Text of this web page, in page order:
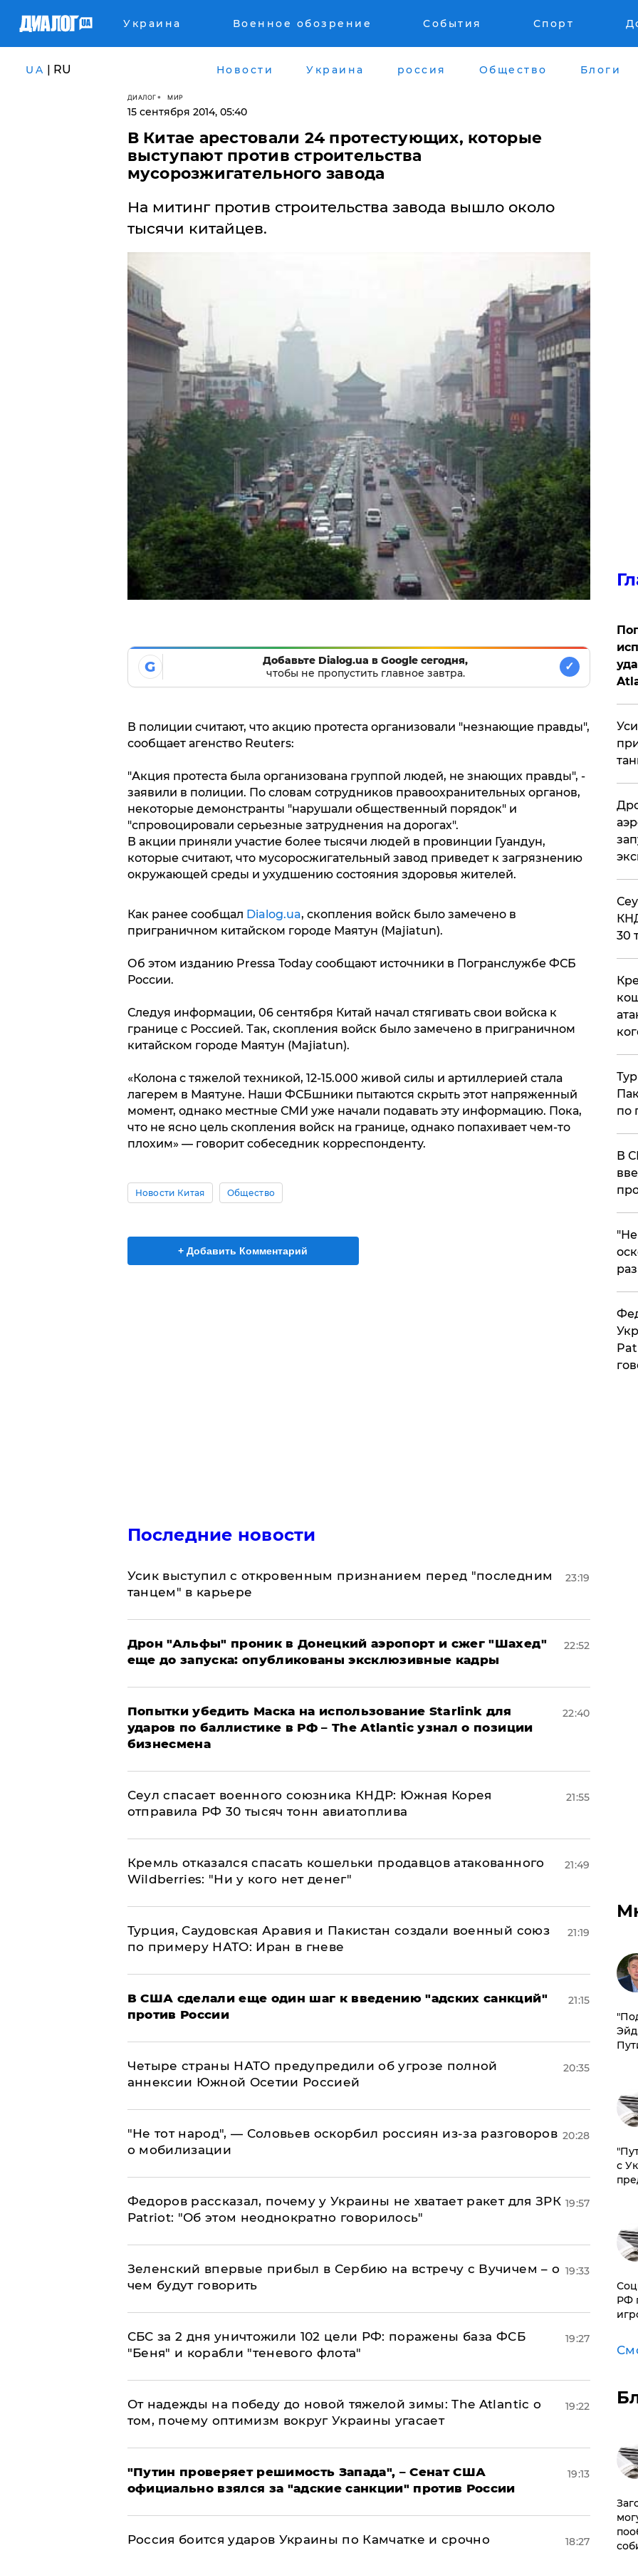
Украина Военное обозрение События Спорт
UA | RU Новости Украина россия Общество Блоги
ДИАЛОГ МИР
15 сентября 2014, 05:40
В Китае арестовали 24 протестующих, которые
выступают против строительства
мусорозжигательного завода
На митинг против строительства завода вышло около
тысячи китайцев.
G
Добавьте Dialog.ua в Google сегодня,
чтобы не пропустить главное завтра.
✓
В полиции считают, что акцию протеста организовали "незнающие правды",
сообщает агенство Reuters:
"Акция протеста была организована группой людей, не знающих правды", -
заявили в полиции. По словам сотрудников правоохранительных органов,
некоторые демонстранты "нарушали общественный порядок" и
"спровоцировали серьезные затруднения на дорогах".
В акции приняли участие более тысячи людей в провинции Гуандун,
которые считают, что мусоросжигательный завод приведет к загрязнению
окружающей среды и ухудшению состояния здоровья жителей.
Как ранее сообщал Dialog.ua, скопления войск было замечено в
приграничном китайском городе Маятун (Majiatun).
Об этом изданию Pressa Today сообщают источники в Погранслужбе ФСБ
России.
Следуя информации, 06 сентября Китай начал стягивать свои войска к
границе с Россией. Так, скопления войск было замечено в приграничном
китайском городе Маятун (Majiatun).
«Колона с тяжелой техникой, 12-15.000 живой силы и артиллерией стала
лагерем в Маятуне. Наши ФСБшники пытаются скрыть этот напряженный
момент, однако местные СМИ уже начали подавать эту информацию. Пока,
что не ясно цель скопления войск на границе, однако попахивает чем-то
плохим» — говорит собеседник корреспонденту.
Новости Китая Общество
+ Добавить Комментарий
Последние новости
Усик выступил с откровенным признанием перед "последним
танцем" в карьере
23:19
Дрон "Альфы" проник в Донецкий аэропорт и сжег "Шахед"
еще до запуска: опубликованы эксклюзивные кадры
22:52
Попытки убедить Маска на использование Starlink для
ударов по баллистике в РФ – The Atlantic узнал о позиции
бизнесмена
22:40
​Сеул спасает военного союзника КНДР: Южная Корея
отправила РФ 30 тысяч тонн авиатоплива
21:55
Кремль отказался спасать кошельки продавцов атакованного
Wildberries: "Ни у кого нет денег"
21:49
Турция, Саудовская Аравия и Пакистан создали военный союз
по примеру НАТО: Иран в гневе
21:19
В США сделали еще один шаг к введению "адских санкций"
против России
21:15
Четыре страны НАТО предупредили об угрозе полной
аннексии Южной Осетии Россией
20:35
​"Не тот народ", — Соловьев оскорбил россиян из-за разговоров
о мобилизации
20:28
Федоров рассказал, почему у Украины не хватает ракет для ЗРК
Patriot: "Об этом неоднократно говорилось"
19:57
Зеленский впервые прибыл в Сербию на встречу с Вучичем – о
чем будут говорить
19:33
СБС за 2 дня уничтожили 102 цели РФ: поражены база ФСБ
"Беня" и корабли "теневого флота"
19:27
От надежды на победу до новой тяжелой зимы: The Atlantic о
том, почему оптимизм вокруг Украины угасает
19:22
"Путин проверяет решимость Запада", – Сенат США
официально взялся за "адские санкции" против России
19:13
Россия боится ударов Украины по Камчатке и срочно
18:27
30
по
В
с
РФ